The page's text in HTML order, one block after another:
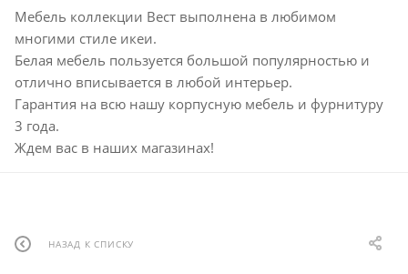
Мебель коллекции Вест выполнена в любимом
многими стиле икеи.
Белая мебель пользуется большой популярностью и
отлично вписывается в любой интерьер.
Гарантия на всю нашу корпусную мебель и фурнитуру
3 года.
Ждем вас в наших магазинах!
НАЗАД К СПИСКУ